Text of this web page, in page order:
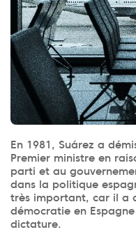
En 1981, Suárez a
Premier ministre en
parti et au
dans la politique
très important, car il a
démocratie en
dictature.